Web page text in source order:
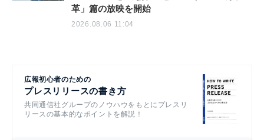
革」篇の放映を開始
2026.08.06 11:04
広報初心者のための
プレスリリースの書き方
共同通信社グループのノウハウをもとにプレスリ
リースの基本的なポイントを解説！